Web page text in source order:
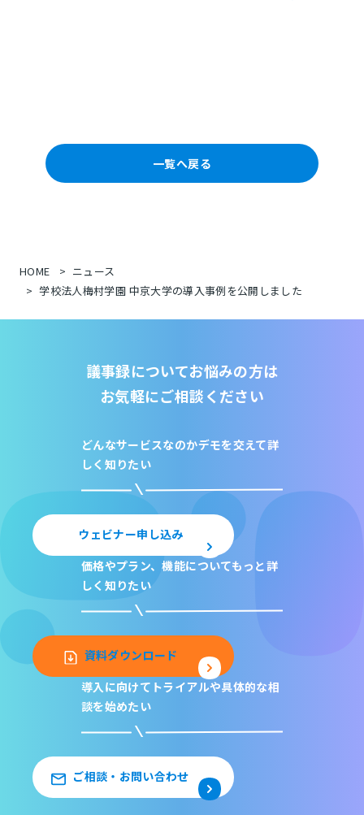
一覧へ戻る
HOME
ニュース
学校法人梅村学園 中京大学の導入事例を公開しました
議事録についてお悩みの方は
お気軽にご相談ください
どんなサービスなのかデモを交えて詳
しく知りたい
ウェビナー申し込み
価格やプラン、機能についてもっと詳
しく知りたい
資料ダウンロード
導入に向けてトライアルや具体的な相
談を始めたい
ご相談・お問い合わせ